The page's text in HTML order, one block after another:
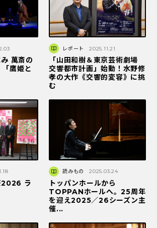
萬斎の
鷹姫と
レポート 2025.11.21
「山田和樹＆東京芸術劇場
交響都市計画」始動！水野修
孝の大作《交響的変容》に挑
む
2026 ラ
読みもの 2025.03.24
トッパンホールから
TOPPANホールへ。25周年
を迎え2025／26シーズン主
催...